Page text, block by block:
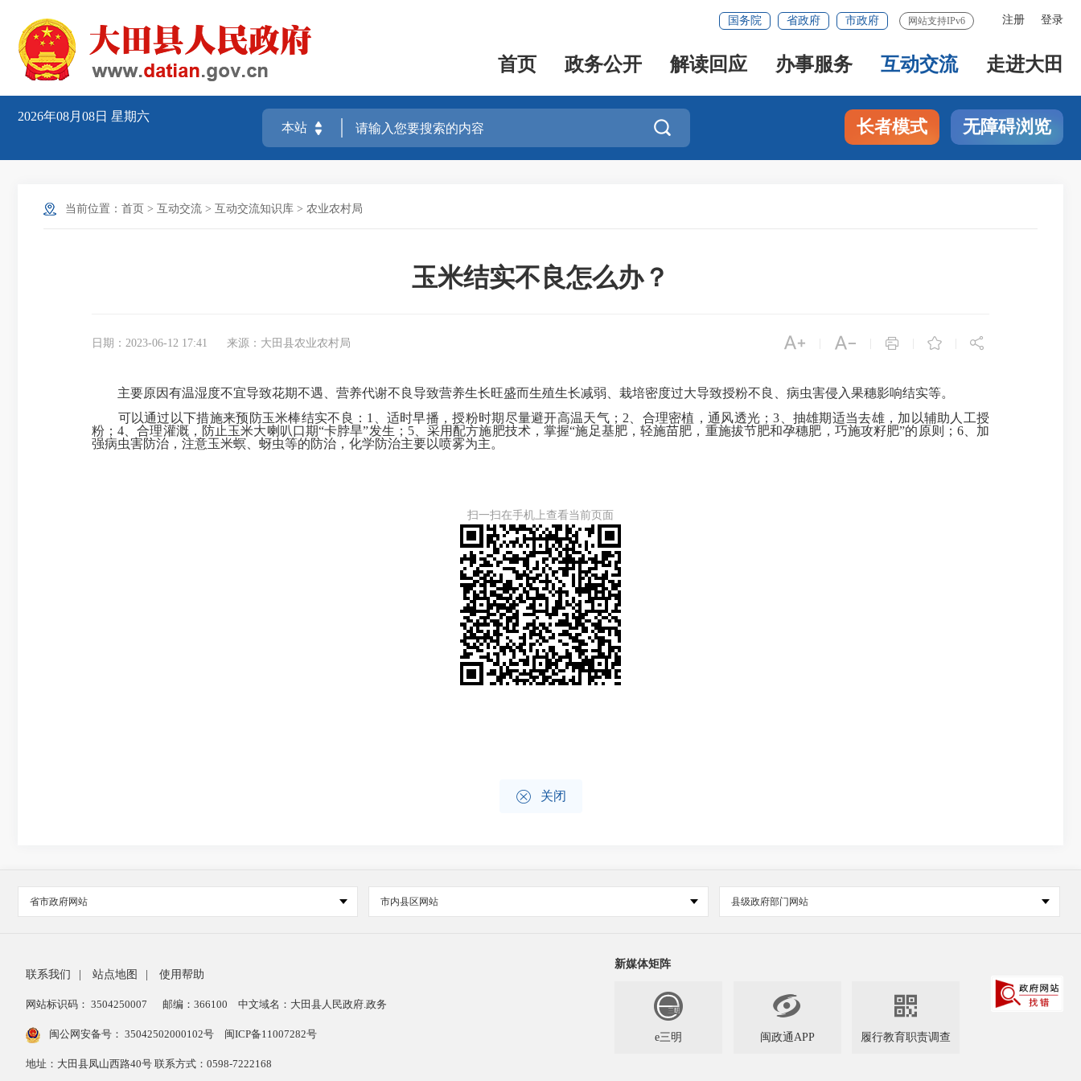
注册 登录
国务院 省政府 市政府 网站支持IPv6
首页 政务公开 解读回应 办事服务 互动交流 走进大田
2026年08月08日 星期六
 长者模式 无障碍浏览
当前位置： 首页 > 互动交流 > 互动交流知识库 > 农业农村局
玉米结实不良怎么办？
日期：2023-06-12 17:41 来源：大田县农业农村局     
主要原因有温湿度不宜导致花期不遇、营养代谢不良导致营养生长旺盛而生殖生长减弱、栽培密度过大导致授粉不良、病虫害侵入果穗影响结实等。
可以通过以下措施来预防玉米棒结实不良：1、适时早播，授粉时期尽量避开高温天气；2、合理密植，通风透光；3、抽雄期适当去雄，加以辅助人工授
粉；4、合理灌溉，防止玉米大喇叭口期“卡脖旱”发生；5、采用配方施肥技术，掌握“施足基肥，轻施苗肥，重施拔节肥和孕穗肥，巧施攻籽肥”的原则；6、加
强病虫害防治，注意玉米螟、蚜虫等的防治，化学防治主要以喷雾为主。
扫一扫在手机上查看当前页面
 关闭
省市政府网站 市内县区网站 县级政府部门网站
联系我们 站点地图 使用帮助
网站标识码： 3504250007 邮编：366100 中文域名：大田县人民政府.政务
闽公网安备号： 35042502000102号 闽ICP备11007282号
地址：大田县凤山西路40号 联系方式：0598-7222168
新媒体矩阵
e三明

闽政通APP

履行教育职责调查